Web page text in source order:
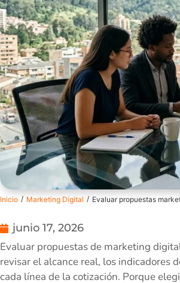
Inicio / Marketing Digital / Evaluar propuestas
junio 17, 2026
Evaluar propuestas de marketing
revisar el alcance real, los indicadores
cada línea de la cotización. Porque